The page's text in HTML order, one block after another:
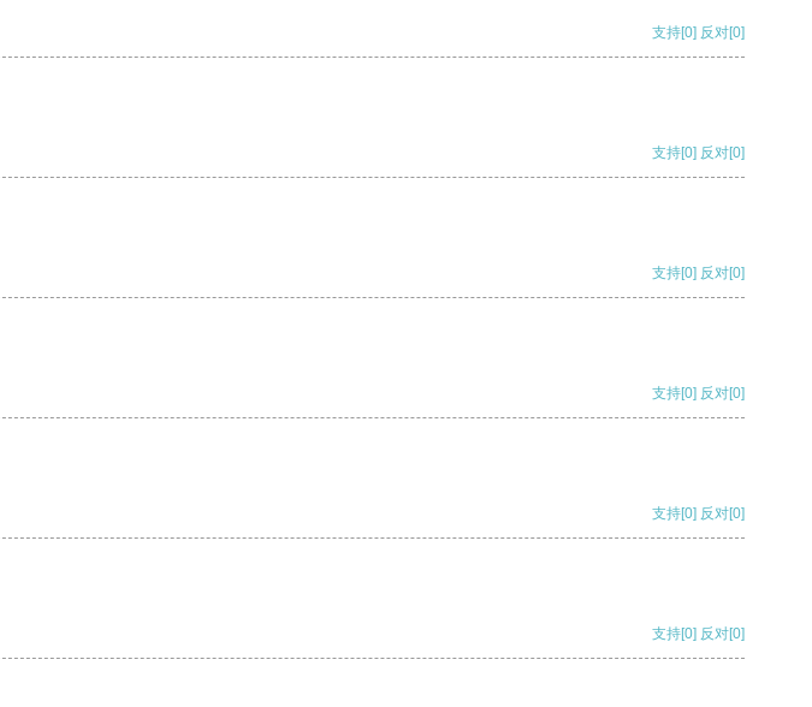
支持[0] 反对[0]
支持[0] 反对[0]
支持[0] 反对[0]
支持[0] 反对[0]
支持[0] 反对[0]
支持[0] 反对[0]